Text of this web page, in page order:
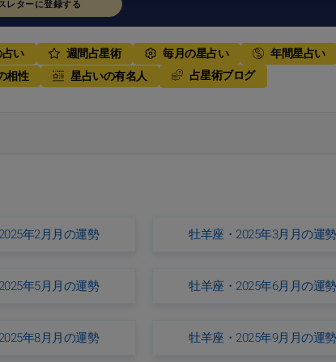
レターに登録する
い 週間占星術 毎月の星占い
年間星占い
相性 星占いの有名人 占星術ブログ
年2月月の運勢 牡羊座・2025年3月月の運勢
年5月月の運勢 牡羊座・2025年6月月の運勢
年8月月の運勢 牡羊座・2025年9月月の運勢